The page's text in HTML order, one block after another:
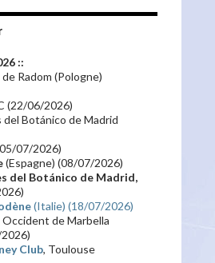
Disques rares
Groupe de Recherche Musicale
Coffret(17) Chronologie(16)
Les concerts en Chine (16)
Houston
Belgique
::
Radom (Pologne)
(22/06/2026)
del Botánico de Madrid
07/2026)
(Espagne) (08/07/2026)
del Botánico de Madrid,
(Italie) (18/07/2026)
de Marbella
Club, Toulouse